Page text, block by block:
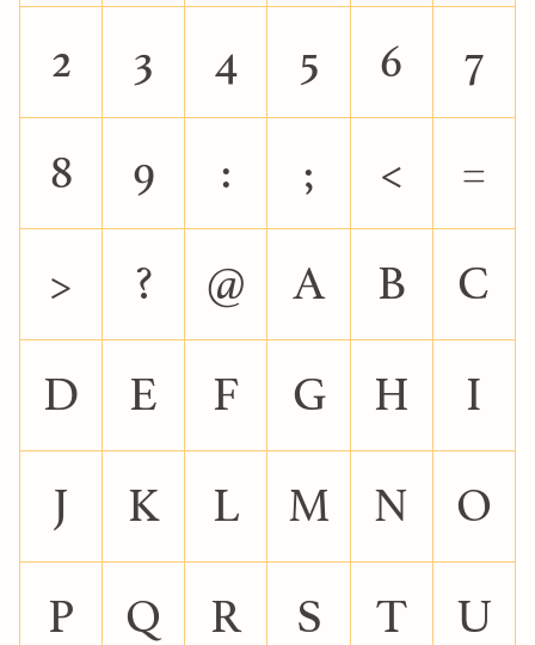
2 3 4 5 6 7
8 9 : ; < =
> ? @ A B C
D E F G H I
J K L M N O
P Q R S T U